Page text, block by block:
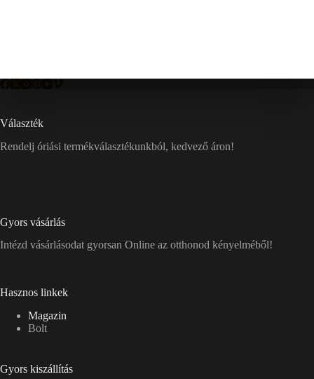
Választék
Rendelj óriási termékválasztékunkból, kedvező áron!
Gyors vásárlás
Intézd vásárlásodat gyorsan Online az otthonod kényelméből!
Hasznos linkek
Magazin
Bolt
Gyors kiszállítás